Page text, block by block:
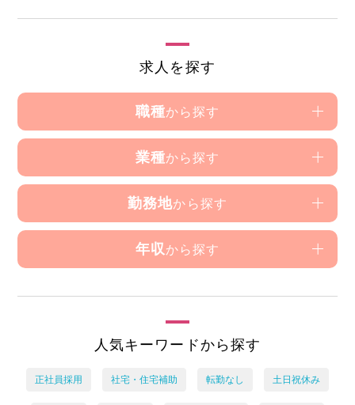
求人を探す
職種から探す
業種から探す
勤務地から探す
年収 から探す
人気キーワードから探す
正社員採用 社宅・住宅補助 転勤なし 土日祝休み